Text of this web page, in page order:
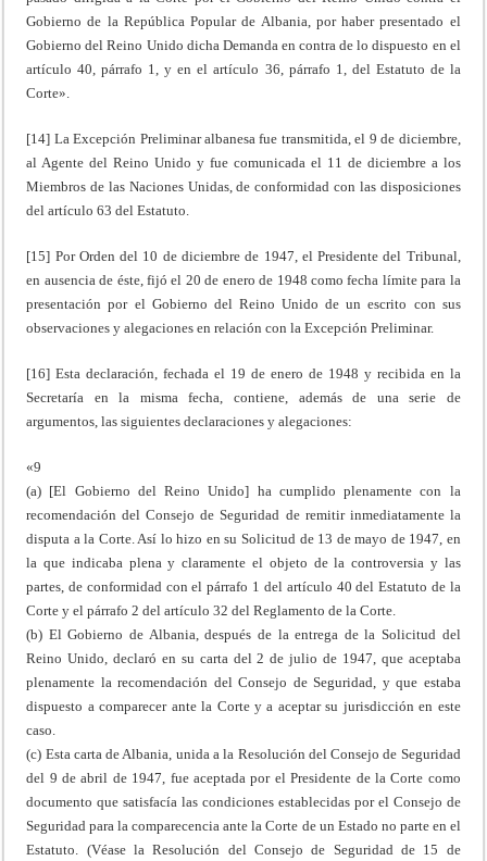
Gobierno de la República Popular de Albania, por haber presentado el
Gobierno del Reino Unido dicha Demanda en contra de lo dispuesto en el
artículo 40, párrafo 1, y en el artículo 36, párrafo 1, del Estatuto de la
Corte».
[14] La Excepción Preliminar albanesa fue transmitida, el 9 de diciembre,
al Agente del Reino Unido y fue comunicada el 11 de diciembre a los
Miembros de las Naciones Unidas, de conformidad con las disposiciones
del artículo 63 del Estatuto.
[15] Por Orden del 10 de diciembre de 1947, el Presidente del Tribunal,
en ausencia de éste, fijó el 20 de enero de 1948 como fecha límite para la
presentación por el Gobierno del Reino Unido de un escrito con sus
observaciones y alegaciones en relación con la Excepción Preliminar.
[16] Esta declaración, fechada el 19 de enero de 1948 y recibida en la
Secretaría en la misma fecha, contiene, además de una serie de
argumentos, las siguientes declaraciones y alegaciones:
«9
(a) [El Gobierno del Reino Unido] ha cumplido plenamente con la
recomendación del Consejo de Seguridad de remitir inmediatamente la
disputa a la Corte. Así lo hizo en su Solicitud de 13 de mayo de 1947, en
la que indicaba plena y claramente el objeto de la controversia y las
partes, de conformidad con el párrafo 1 del artículo 40 del Estatuto de la
Corte y el párrafo 2 del artículo 32 del Reglamento de la Corte.
(b) El Gobierno de Albania, después de la entrega de la Solicitud del
Reino Unido, declaró en su carta del 2 de julio de 1947, que aceptaba
plenamente la recomendación del Consejo de Seguridad, y que estaba
dispuesto a comparecer ante la Corte y a aceptar su jurisdicción en este
caso.
(c) Esta carta de Albania, unida a la Resolución del Consejo de Seguridad
del 9 de abril de 1947, fue aceptada por el Presidente de la Corte como
documento que satisfacía las condiciones establecidas por el Consejo de
Seguridad para la comparecencia ante la Corte de un Estado no parte en el
Estatuto. (Véase la Resolución del Consejo de Seguridad de 15 de